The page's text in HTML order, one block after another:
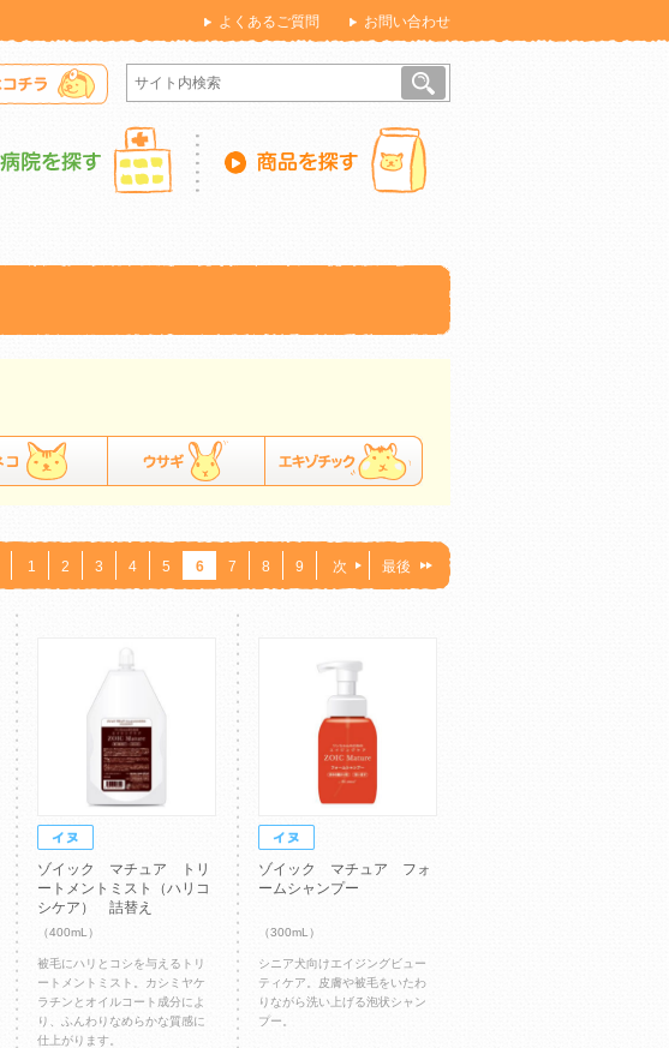
よくあるご質問 お問い合わせ
1 2 3 4 5 6 7 8 9 次 最後
ゾイック マチュア トリ
ートメントミスト（ハリコ
シケア） 詰替え
（400mL）
被毛にハリとコシを与えるトリ
ートメントミスト。カシミヤケ
ラチンとオイルコート成分によ
り、ふんわりなめらかな質感に
仕上がります。
ゾイック マチュア フォ
ームシャンプー
（300mL）
シニア犬向けエイジングビュー
ティケア。皮膚や被毛をいたわ
りながら洗い上げる泡状シャン
プー。